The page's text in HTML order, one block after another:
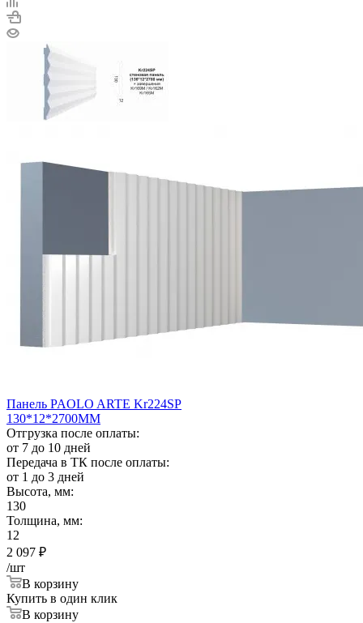
Панель PAOLO ARTE Kr224SP
130*12*2700ММ
Отгрузка после оплаты:
от 7 до 10 дней
Передача в ТК после оплаты:
от 1 до 3 дней
Высота, мм:
130
Толщина, мм:
12
2 097 ₽
/шт
В корзину
Купить в один клик
В корзину